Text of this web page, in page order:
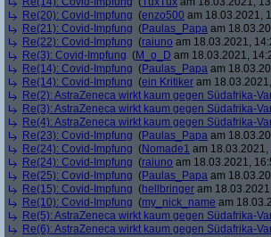
Re(20): Covid-Impfung (enzo500 am 18.03.2021,
Re(21): Covid-Impfung (Paulas_Papa am
Re(22): Covid-Impfung (raiuno am 18.03.2021,
Re(3): Covid-Impfung (M_o_D am 18.03.2021,
Re(14): Covid-Impfung (Paulas_Papa am
Re(14): Covid-Impfung (ein Kritiker am
Re(2): AstraZeneca wirkt kaum gegen Südafrika-
Re(3): AstraZeneca wirkt kaum gegen Südafrika-
Re(4): AstraZeneca wirkt kaum gegen Südafrika-
Re(23): Covid-Impfung (Paulas_Papa am
Re(24): Covid-Impfung (Nomade1 am 18.03.2021,
Re(24): Covid-Impfung (raiuno am 18.03.2021,
Re(25): Covid-Impfung (Paulas_Papa am
Re(15): Covid-Impfung (hellbringer am
Re(10): Covid-Impfung (my_nick_name am
Re(5): AstraZeneca wirkt kaum gegen Südafrika-
Re(6): AstraZeneca wirkt kaum gegen Südafrika-